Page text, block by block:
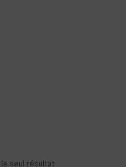
le seul résultat